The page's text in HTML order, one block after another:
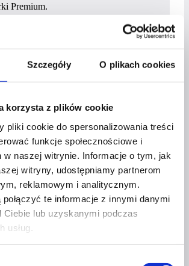
Szczegóły O plikach cookies
korzysta z plików cookie
pliki cookie do spersonalizowania treści
funkcje społecznościowe i
w naszej witrynie. Informacje o tym, jak
witryny, udostępniamy partnerom
reklamowym i analitycznym.
te informacje z innymi danymi
Ciebie lub uzyskanymi podczas
usług.
Premium.
tarcie w drodze do celu.
gotową mapę działań, która
ciężar planowania z Twoich barków.
kobiet prowadzących własne firmy i
że „mogą więcej”, ale utknęły w
Jeśli masz dosyć urządzania
i jesteś gotowa na aktywację swojej
– zapraszam.
– Twój wybór. Możesz zostać w
wybrać lekkość działania.